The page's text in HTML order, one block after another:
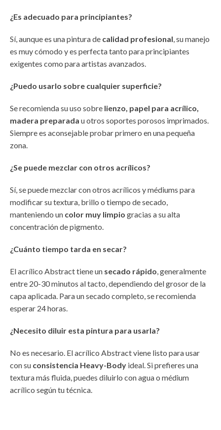
¿Es adecuado para principiantes?
Sí, aunque es una pintura de calidad profesional , su manejo
es muy cómodo y es perfecta tanto para principiantes
exigentes como para artistas avanzados.
¿Puedo usarlo sobre cualquier superficie?
Se recomienda su uso sobre lienzo, papel para acrílico,
madera preparada u otros soportes porosos imprimados.
Siempre es aconsejable probar primero en una pequeña
zona.
¿Se puede mezclar con otros acrílicos?
Sí, se puede mezclar con otros acrílicos y médiums para
modificar su textura, brillo o tiempo de secado,
manteniendo un color muy limpio gracias a su alta
concentración de pigmento.
¿Cuánto tiempo tarda en secar?
El acrílico Abstract tiene un secado rápido , generalmente
entre 20-30 minutos al tacto, dependiendo del grosor de la
capa aplicada. Para un secado completo, se recomienda
esperar 24 horas.
¿Necesito diluir esta pintura para usarla?
No es necesario. El acrílico Abstract viene listo para usar
con su consistencia Heavy-Body ideal. Si prefieres una
textura más fluida, puedes diluirlo con agua o médium
acrílico según tu técnica.